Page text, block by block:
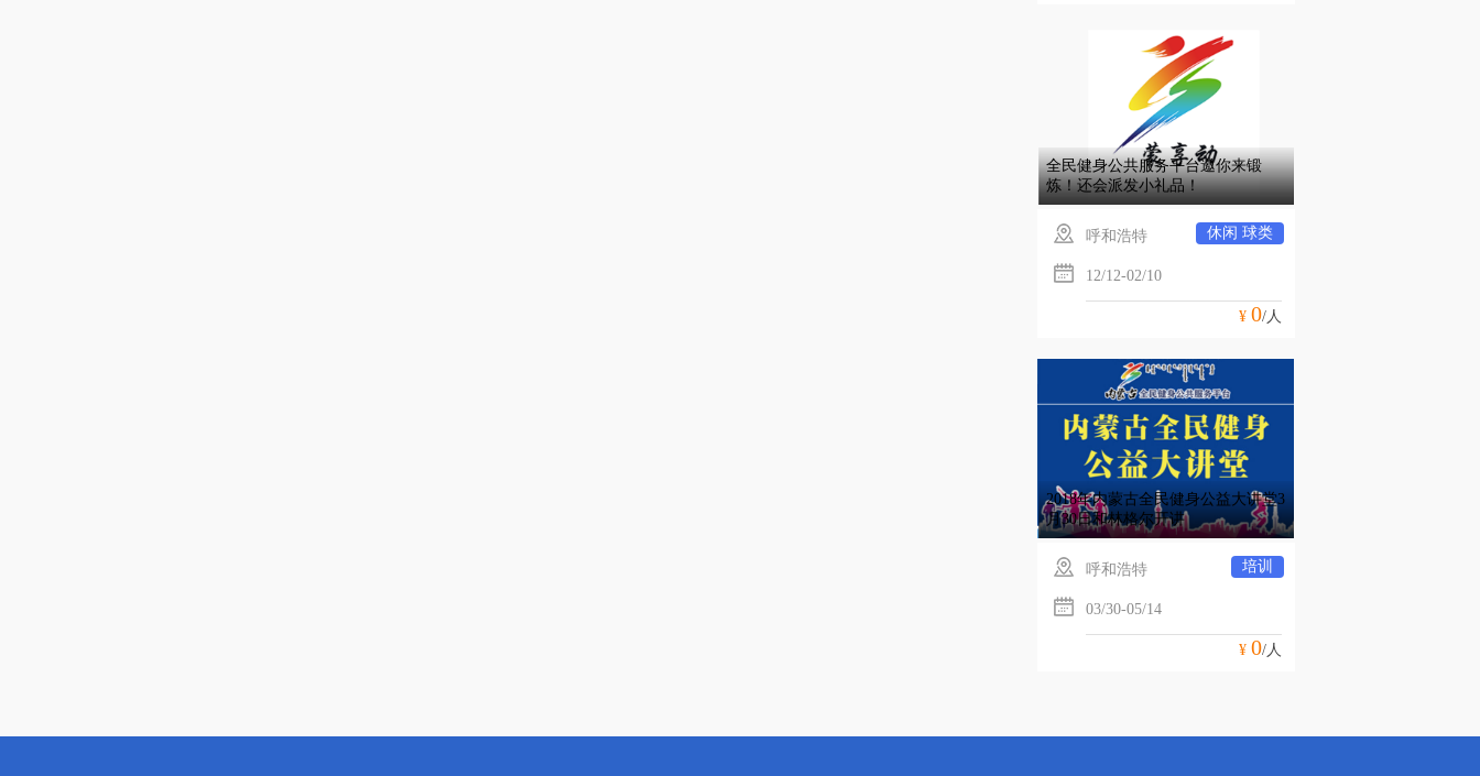
全民健身公共服务平台邀你来锻
炼！还会派发小礼品！
呼和浩特 休闲 球类
12/12-02/10
¥ 0/人
2018年内蒙古全民健身公益大讲堂3
月30日和林格尔开讲
呼和浩特 培训
03/30-05/14
¥ 0/人